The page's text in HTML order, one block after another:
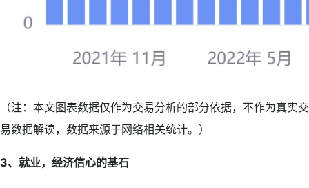
（注：本文图表数据仅作为交易分析的部分依据，不作为真实交
易数据解读，数据来源于网络相关统计。）
3、就业，经济信心的基石